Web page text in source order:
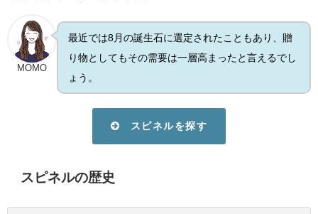
MOMO
最近では8月の誕生石に選定されたこともあり、贈
り物としてもその需要は一層高まったと言えるでし
ょう。
スピネルを探す
スピネルの歴史